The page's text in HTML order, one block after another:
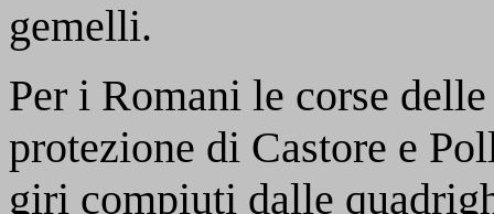
gemelli.
Per i Romani le corse
protezione di Castore e
giri compiuti dalle